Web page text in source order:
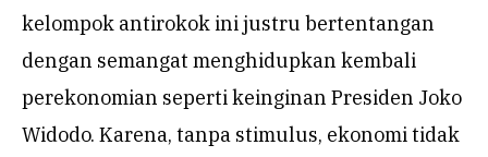
kelompok antirokok ini justru bertentangan
dengan semangat menghidupkan kembali
perekonomian seperti keinginan Presiden Joko
Widodo. Karena, tanpa stimulus, ekonomi tidak